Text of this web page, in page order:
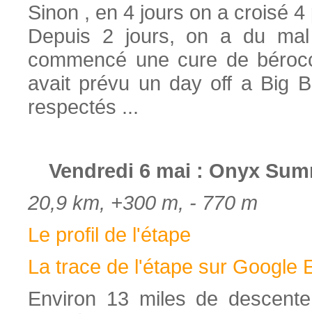
Sinon , en 4 jours on
Depuis 2 jours, on a du
commencé une cure de
avait prévu un day off a Big
respectés ...
Vendredi 6 mai : Onyx
20,9 km, +300 m, - 770 m
Le profil de l'étape
La trace de l'étape sur Google
Environ 13 miles de